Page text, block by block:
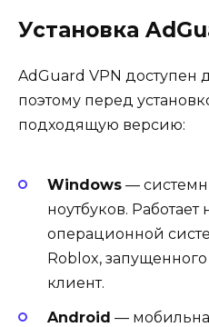
Установка
AdGuard VPN доступен
поэтому перед
подходящую версию:
Windows —
ноутбуков. Работает
операционной
Roblox,
клиент.
Android —